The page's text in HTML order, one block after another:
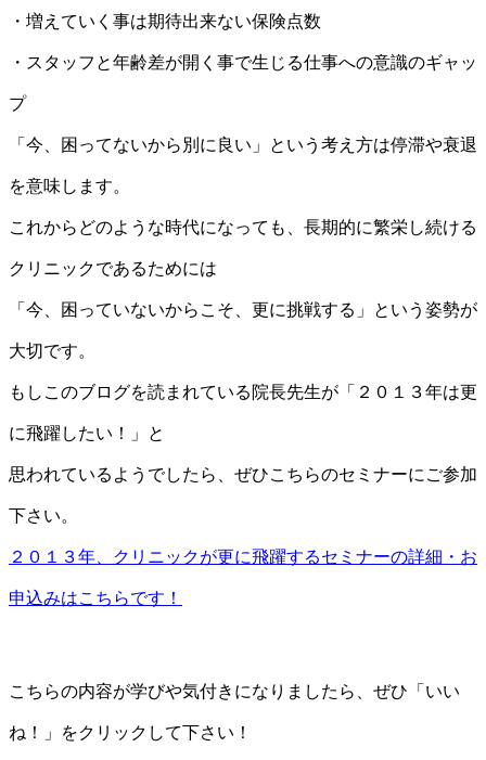
・増えていく事は期待出来ない保険点数
・スタッフと年齢差が開く事で生じる仕事への意識のギャッ
プ
「今、困ってないから別に良い」という考え方は停滞や衰退
を意味します。
これからどのような時代になっても、長期的に繁栄し続ける
クリニックであるためには
「今、困っていないからこそ、更に挑戦する」という姿勢が
大切です。
もしこのブログを読まれている院長先生が「２０１３年は更
に飛躍したい！」と
思われているようでしたら、ぜひこちらのセミナーにご参加
下さい。
２０１３年、クリニックが更に飛躍するセミナーの詳細・お
申込みはこちらです！
こちらの内容が学びや気付きになりましたら、ぜひ「いい
ね！」をクリックして下さい！